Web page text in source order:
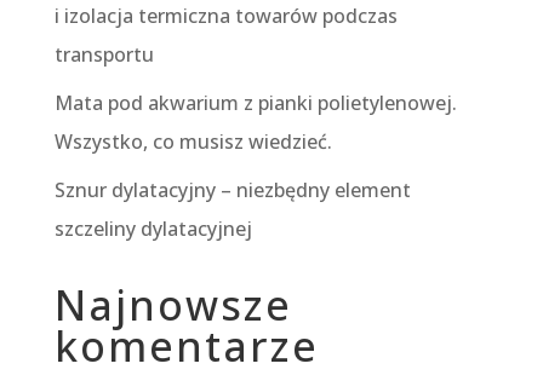
i izolacja termiczna towarów podczas
transportu
Mata pod akwarium z pianki polietylenowej.
Wszystko, co musisz wiedzieć.
Sznur dylatacyjny – niezbędny element
szczeliny dylatacyjnej
Najnowsze
komentarze